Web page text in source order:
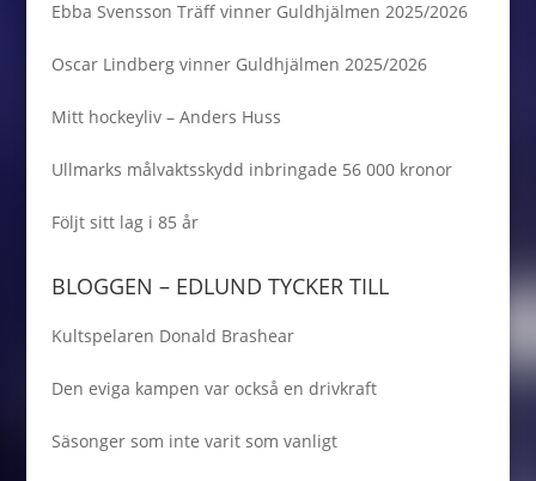
Ebba Svensson Träff vinner Guldhjälmen 2025/2026
Oscar Lindberg vinner Guldhjälmen 2025/2026
Mitt hockeyliv – Anders Huss
Ullmarks målvaktsskydd inbringade 56 000 kronor
Följt sitt lag i 85 år
BLOGGEN – EDLUND TYCKER TILL
Kultspelaren Donald Brashear
Den eviga kampen var också en drivkraft
Säsonger som inte varit som vanligt